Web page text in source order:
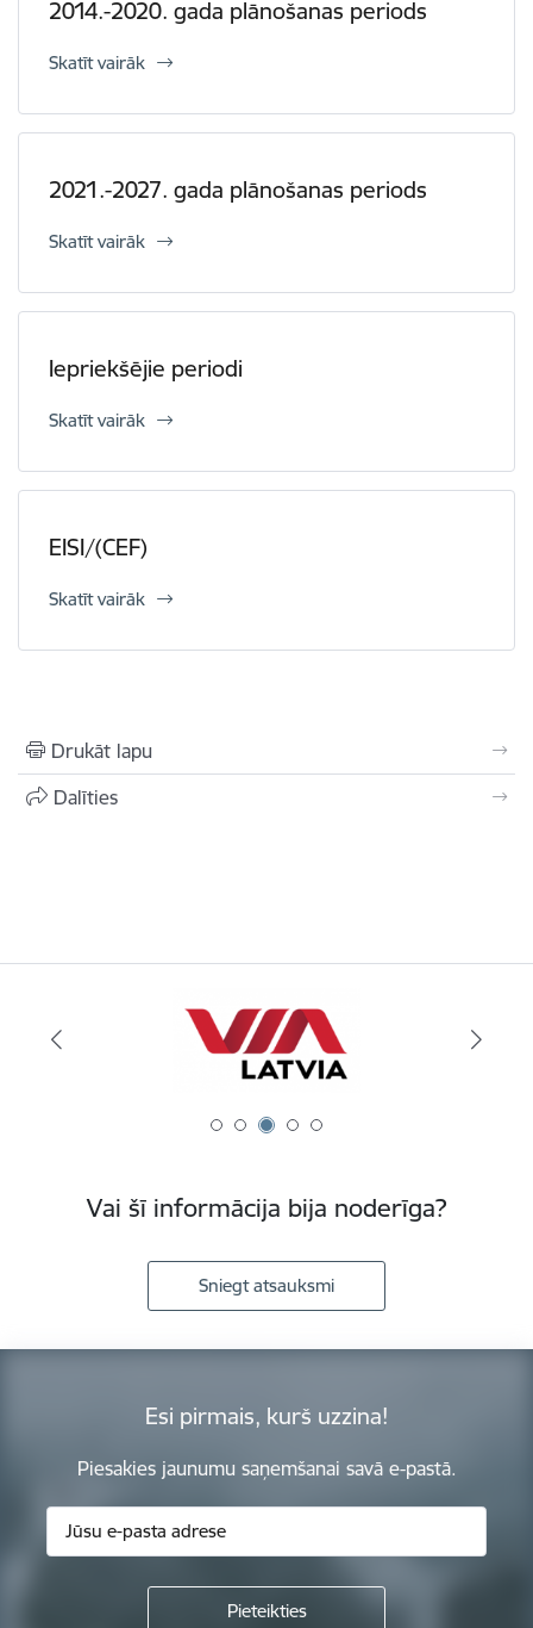
2014.-2020. gada plānošanas periods
Skatīt vairāk
2021.-2027. gada plānošanas periods
Skatīt vairāk
Iepriekšējie periodi
Skatīt vairāk
EISI/(CEF)
Skatīt vairāk
Drukāt lapu
Dalīties
Vai šī informācija bija noderīga?
Sniegt atsauksmi
Esi pirmais, kurš uzzina!
Piesakies jaunumu saņemšanai savā e-pastā.